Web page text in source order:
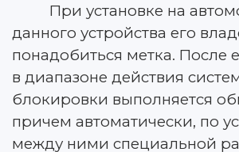
При установке на
данного устройства его
понадобиться метка. После
в диапазоне действия
блокировки выполняется
причем автоматически, по
между ними специальной